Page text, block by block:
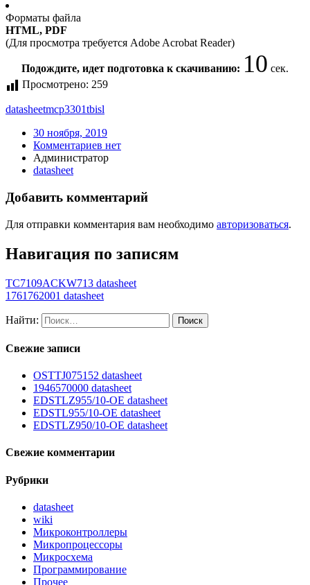
Форматы файла
HTML, PDF
(Для просмотра требуется Adobe Acrobat Reader)
Подождите, идет подготовка к скачиванию: 10 сек.
Просмотрено: 259
datasheetmcp3301tbisl
30 ноября, 2019
Комментариев нет
Администратор
datasheet
Добавить комментарий
Для отправки комментария вам необходимо авторизоваться.
Навигация по записям
TC7109ACKW713 datasheet
1761762001 datasheet
Найти:
Свежие записи
OSTTJ075152 datasheet
1946570000 datasheet
EDSTLZ955/10-OE datasheet
EDSTL955/10-OE datasheet
EDSTLZ950/10-OE datasheet
Свежие комментарии
Рубрики
datasheet
wiki
Микроконтроллеры
Микропроцессоры
Микросхема
Программирование
Прочее